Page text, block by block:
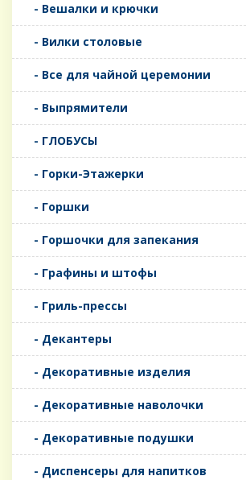
- Вешалки и крючки
- Вилки столовые
- Все для чайной церемонии
- Выпрямители
- ГЛОБУСЫ
- Горки-Этажерки
- Горшки
- Горшочки для запекания
- Графины и штофы
- Гриль-прессы
- Декантеры
- Декоративные изделия
- Декоративные наволочки
- Декоративные подушки
- Диспенсеры для напитков